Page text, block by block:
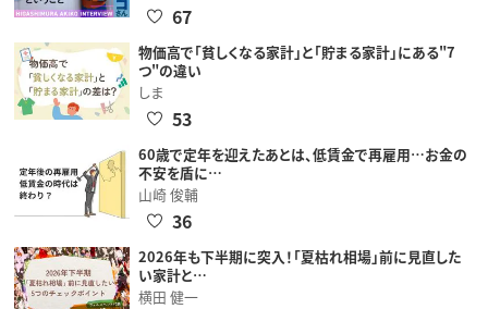
67
物価高で「貧しくなる家計」と「貯まる家計」にある"7
つ"の違い
しま
53
60歳で定年を迎えたあとは、低賃金で再雇用…お金の
不安を盾に…
山崎 俊輔
36
2026年も下半期に突入！「夏枯れ相場」前に見直した
い家計と…
横田 健一